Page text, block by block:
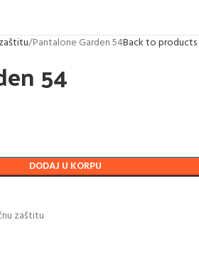
Pantalone Garden 54Back to products
54
DODAJ U KORPU
zaštitu